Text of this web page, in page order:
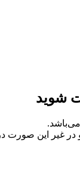
شوید
غیر این صورت